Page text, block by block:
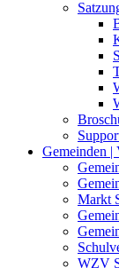
Gemeinden |
Markt
WZV